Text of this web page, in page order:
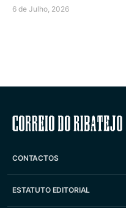
6 de Julho, 2026
Correio
CONTACTOS
ESTATUTO EDITORIAL